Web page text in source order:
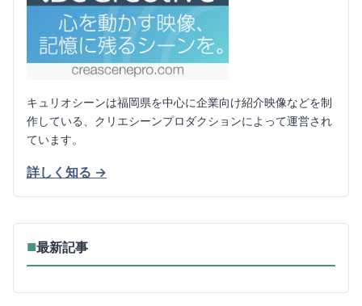
キュリオシーンは福岡県を中心に企業向け紹介映像などを制
作している、クリエシーンプロダクションによって運営され
ています。
詳しく知る →
■最新記事